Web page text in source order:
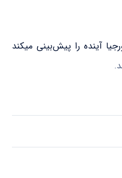
آینده را پیش‌بینی میکند